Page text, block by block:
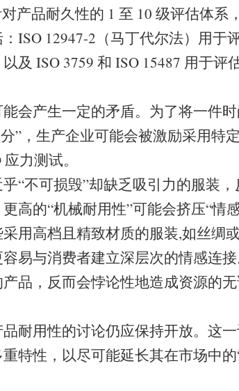
产品耐久性的 1 至 10 级评估体系
ISO 12947-2（马丁代尔法）用于
及 ISO 3759 和 ISO 15487 用于
会产生一定的矛盾。为了将一件
分”，生产企业可能会被激励采用特
力测试。
“不可损毁”却缺乏吸引力的服装
高的“机械耐用性”可能会挤压“情
用高档且精致材质的服装,如丝绸
易与消费者建立深层次的情感连
品，反而会悖论性地造成资源的无
耐用性的讨论仍应保持开放。这
特性，以尽可能延长其在市场中的